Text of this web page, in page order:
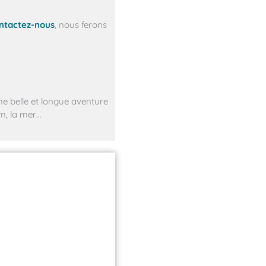
nous , nous ferons
belle et longue aventure
la mer…